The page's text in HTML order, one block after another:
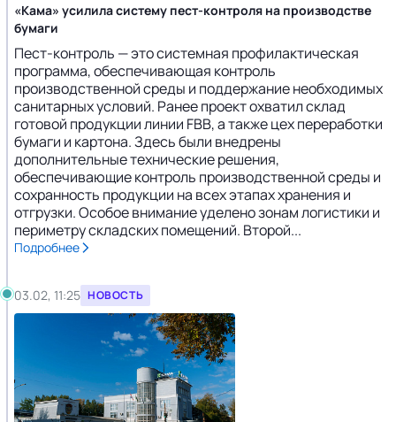
«Кама» усилила систему пест-контроля на производстве
бумаги
Пест-контроль — это системная профилактическая
программа, обеспечивающая контроль
производственной среды и поддержание необходимых
санитарных условий. Ранее проект охватил склад
готовой продукции линии FBB, а также цех переработки
бумаги и картона. Здесь были внедрены
дополнительные технические решения,
обеспечивающие контроль производственной среды и
сохранность продукции на всех этапах хранения и
отгрузки. Особое внимание уделено зонам логистики и
периметру складских помещений. Второй...
Подробнее
03.02, 11:25 НОВОСТЬ